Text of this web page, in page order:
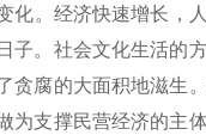
。经济快速增长，
子。社会文化生活的
腐的大面积地滋生
支撑民营经济的主